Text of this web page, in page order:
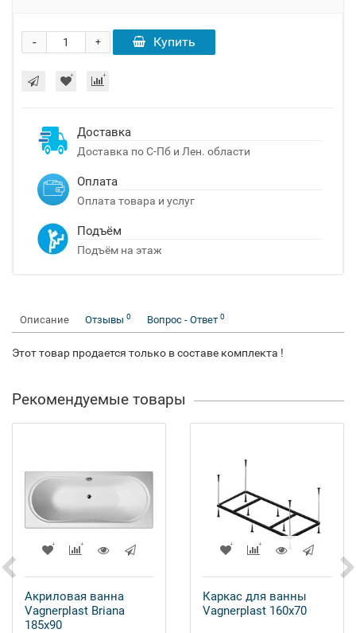
+
- Купить
Доставка
Доставка по С-Пб и Лен. области
Оплата
Оплата товара и услуг
Подъём
Подъём на этаж
Описание Отзывы 0 Вопрос - Ответ 0
Этот товар продается только в составе комплекта !
Рекомендуемые товары
Акриловая ванна
Vagnerplast Briana
185x90
Каркас для ванны
Vagnerplast 160x70